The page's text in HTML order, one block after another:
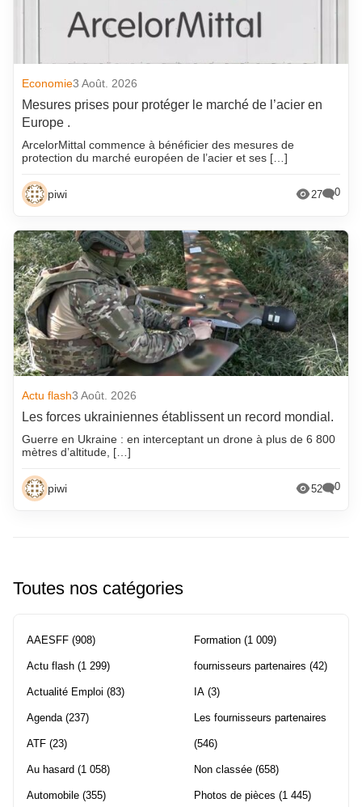
Economie3 Août. 2026
Mesures prises pour protéger le marché de l’acier en
Europe .
ArcelorMittal commence à bénéficier des mesures de
protection du marché européen de l’acier et ses […]
piwi 27 0
Actu flash3 Août. 2026
Les forces ukrainiennes établissent un record mondial.
Guerre en Ukraine : en interceptant un drone à plus de 6 800
mètres d’altitude, […]
piwi 52 0
Toutes nos catégories
AAESFF (908)
Actu flash (1 299)
Actualité Emploi (83)
Agenda(237)
ATF (23)
Au hasard (1 058)
Automobile (355)
Formation (1 009)
fournisseurs partenaires (42)
IA (3)
Les fournisseurs partenaires
(546)
Non classée (658)
Photos de pièces (1 445)